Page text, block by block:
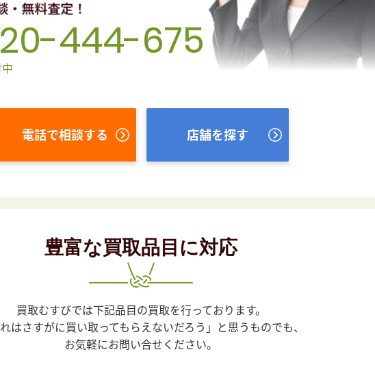
444-675
電話で相談する 店舗を探す
豊富な買取品目に対応
買取むすびでは下記品目の買取を行っております。
れはさすがに買い取ってもらえないだろう」と思うものでも、
お気軽にお問い合せください。